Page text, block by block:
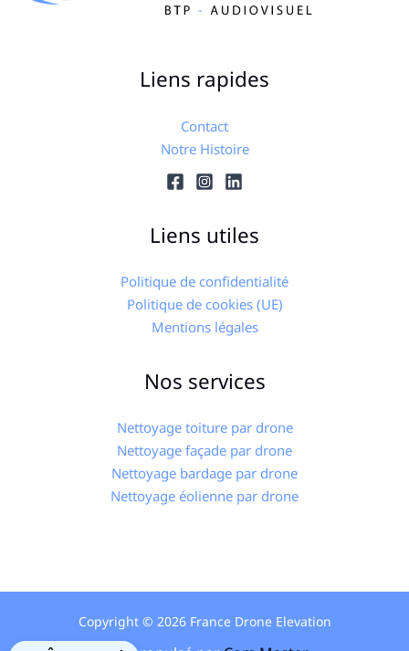
Liens rapides
Contact
Notre Histoire
Liens utiles
Politique de confidentialité
Politique de cookies (UE)
Mentions légales
Nos services
Nettoyage toiture par drone
Nettoyage façade par drone
Nettoyage bardage par drone
Nettoyage éolienne​ par drone
Copyright © 2026 France Drone Elevation